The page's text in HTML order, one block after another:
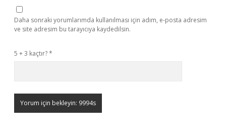
Daha sonraki yorumlarımda kullanılması için adım, e-posta adresim
ve site adresim bu tarayıcıya kaydedilsin.
5 + 3 kaçtır?*